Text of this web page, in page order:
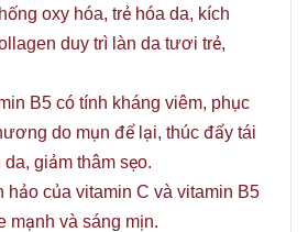
oxy hóa, trẻ hóa da, kích
duy trì làn da tươi trẻ,
B5 có tính kháng viêm, phục
do mụn để lại, thúc đẩy tái
giảm thâm sẹo.
hảo của vitamin C và vitamin B5
mạnh và sáng mịn.